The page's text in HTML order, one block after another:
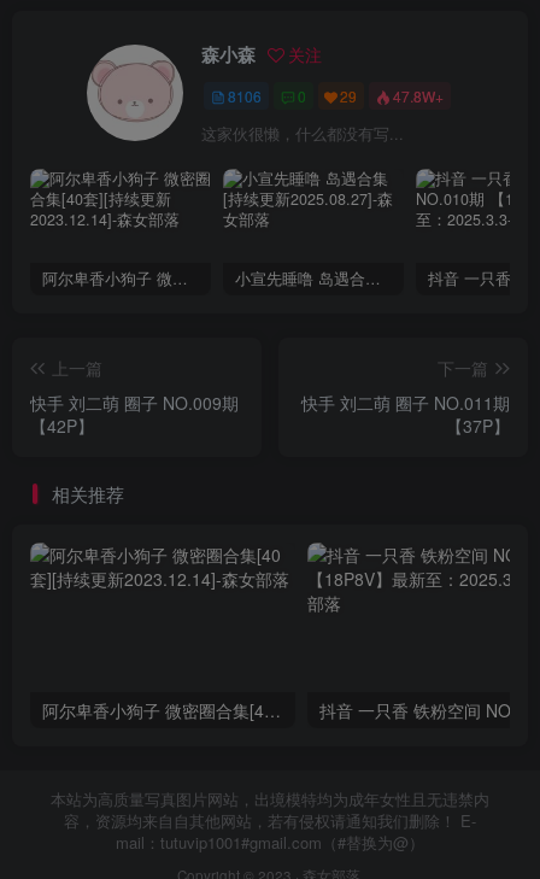
森小森 关注
8106 0 29 47.8W+
这家伙很懒，什么都没有写...
阿尔卑香小狗子 微密圈合集[40套][持续更新2023.12.14] 小宣先睡噜 岛遇合集[持续更新2025.08.27]
上一篇
快手 刘二萌 圈子 NO.009期
【42P】
下一篇
快手 刘二萌 圈子 NO.011期
【37P】
相关推荐
阿尔卑香小狗子 微密圈合集[40套][持续更新2023.12.14]
本站为高质量写真图片网站，出境模特均为成年女性且无违禁内
容，资源均来自自其他网站，若有侵权请通知我们删除！ E-
mail：tutuvip1001#gmail.com（#替换为@）
Copyright © 2023 · 森女部落